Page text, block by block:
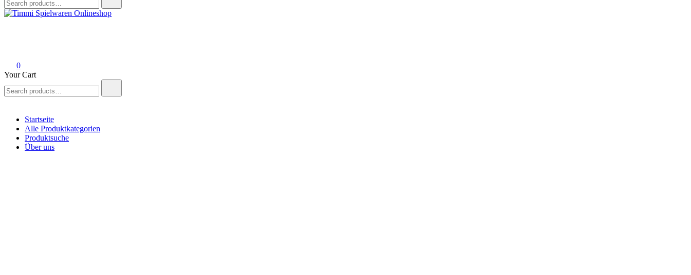
for:
0
Your Cart
for:
Startseite
Alle Produktkategorien
Produktsuche
Über uns